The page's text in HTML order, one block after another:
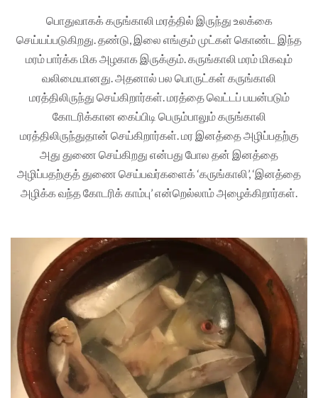
பொதுவாகக் கருங்காலி மரத்தில் இருந்து உலக்கை
செய்யப்படுகிறது. தண்டு, இலை எங்கும் முட்கள் கொண்ட இந்த
மரம் பார்க்க மிக அழகாக இருக்கும். கருங்காலி மரம் மிகவும்
வலிமையானது. அதனால் பல பொருட்கள் கருங்காலி
மரத்திலிருந்து செய்கிறார்கள். மரத்தை வெட்டப் பயன்படும்
கோடரிக்கான கைப்பிடி பெரும்பாலும் கருங்காலி
மரத்திலிருந்துதான் செய்கிறார்கள். மர இனத்தை அழிப்பதற்கு
அது துணை செய்கிறது என்பது போல தன் இனத்தை
அழிப்பதற்குத் துணை செய்பவர்களைக் ‘கருங்காலி’, ‘இனத்தை
அழிக்க வந்த கோடரிக் காம்பு’ என்றெல்லாம் அழைக்கிறார்கள்.